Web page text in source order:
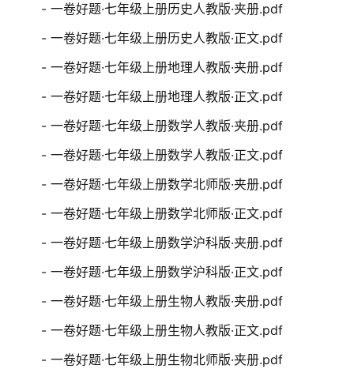
- 一卷好题·七年级上册历史人教版·夹册.pdf
- 一卷好题·七年级上册历史人教版·正文.pdf
- 一卷好题·七年级上册地理人教版·夹册.pdf
- 一卷好题·七年级上册地理人教版·正文.pdf
- 一卷好题·七年级上册数学人教版·夹册.pdf
- 一卷好题·七年级上册数学人教版·正文.pdf
- 一卷好题·七年级上册数学北师版·夹册.pdf
- 一卷好题·七年级上册数学北师版·正文.pdf
- 一卷好题·七年级上册数学沪科版·夹册.pdf
- 一卷好题·七年级上册数学沪科版·正文.pdf
- 一卷好题·七年级上册生物人教版·夹册.pdf
- 一卷好题·七年级上册生物人教版·正文.pdf
- 一卷好题·七年级上册生物北师版·夹册.pdf